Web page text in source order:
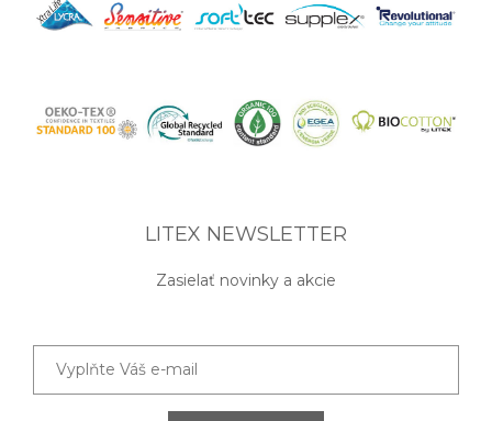
LITEX NEWSLETTER
Zasielať novinky a akcie